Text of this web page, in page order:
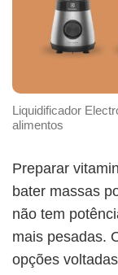
Liquidificador
alimentos
Preparar
bater massas
não tem
mais pesadas.
opções